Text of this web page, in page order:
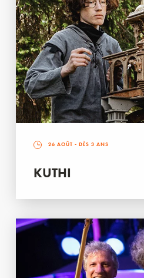
26 AOÛT - DÈS 3 ANS
KUTHI